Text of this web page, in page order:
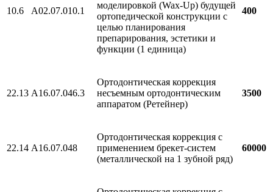
10.6 A02.07.010.1
моделировкой (Wax-Up) будущей
ортопедической конструкции с
целью планирования
препарирования, эстетики и
функции (1 единица)
400
22.13 А16.07.046.3
Ортодонтическая коррекция
несъемным ортодонтическим
аппаратом (Ретейнер)
3500
22.14 A16.07.048
Ортодонтическая коррекция с
применением брекет-систем
(металлической на 1 зубной ряд)
60000